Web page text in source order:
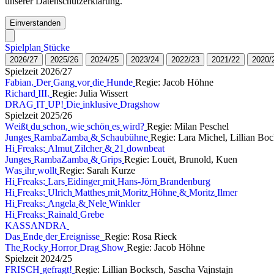
Einverstanden
Spielplan Stücke
2026/27 2025/26 2024/25 2023/24 2022/23 2021/22 2020/
Spielzeit 2026/27
Fabian. Der Gang vor die Hunde Regie: Jacob Höhne
Richard III. Regie: Julia Wissert
DRAG IT UP! Die inklusive Dragshow
Spielzeit 2025/26
Weißt du schon, wie schön es wird? Regie: Milan Peschel
Junges RambaZamba & Schaubühne Regie: Lara Michel, Lillian
Hi Freaks: Almut Zilcher & 21 downbeat
Junges RambaZamba & Grips Regie: Louët, Brunold, Kuen
Was ihr wollt Regie: Sarah Kurze
Hi Freaks: Lars Eidinger mit Hans-Jörn Brandenburg
Hi Freaks: Ulrich Matthes mit Moritz Höhne & Moritz Ilmer
Hi Freaks: Angela & Nele Winkler
Hi Freaks: Rainald Grebe
KASSANDRA
Das Ende der Ereignisse Regie: Rosa Rieck
The Rocky Horror Drag Show Regie: Jacob Höhne
Spielzeit 2024/25
FRISCH gefragt! Regie: Lillian Bocksch, Sascha Vajnstajn